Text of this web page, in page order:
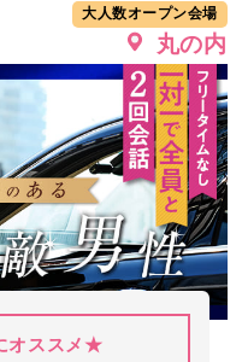
大人数オープン会場
丸の内
オススメ★